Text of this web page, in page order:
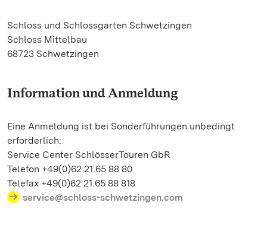
Schloss und Schlossgarten Schwetzingen
Schloss Mittelbau
68723 Schwetzingen
Information und Anmeldung
Eine Anmeldung ist bei Sonderführungen unbedingt
erforderlich:
Service Center SchlösserTouren GbR
Telefon +49(0)62 21.65 88 80
Telefax +49(0)62 21.65 88 818
service@schloss-schwetzingen.com